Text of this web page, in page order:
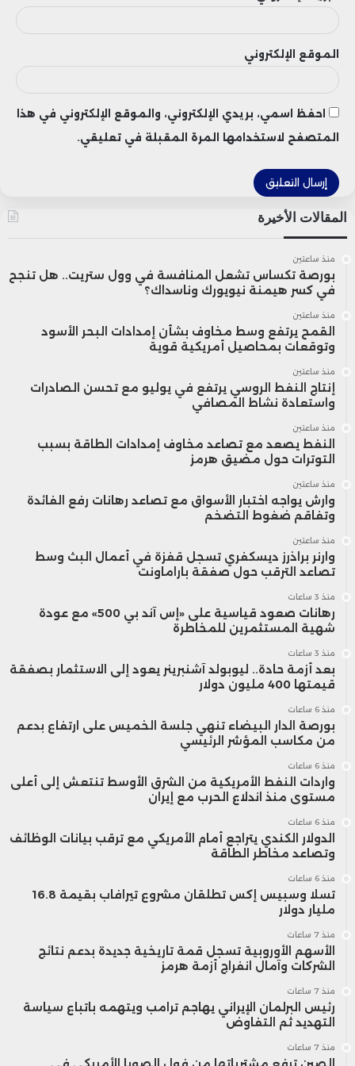
الموقع الإلكتروني
احفظ اسمي، بريدي الإلكتروني، والموقع الإلكتروني في هذا
المتصفح لاستخدامها المرة المقبلة في تعليقي.
المقالات الأخيرة
منذ ساعتين
بورصة تكساس تشعل المنافسة في وول ستريت.. هل تنجح
في كسر هيمنة نيويورك وناسداك؟
منذ ساعتين
القمح يرتفع وسط مخاوف بشأن إمدادات البحر الأسود
وتوقعات بمحاصيل أمريكية قوية
منذ ساعتين
إنتاج النفط الروسي يرتفع في يوليو مع تحسن الصادرات
واستعادة نشاط المصافي
منذ ساعتين
النفط يصعد مع تصاعد مخاوف إمدادات الطاقة بسبب
التوترات حول مضيق هرمز
منذ ساعتين
وارش يواجه اختبار الأسواق مع تصاعد رهانات رفع الفائدة
وتفاقم ضغوط التضخم
منذ ساعتين
وارنر براذرز ديسكفري تسجل قفزة في أعمال البث وسط
تصاعد الترقب حول صفقة باراماونت
منذ 3 ساعات
رهانات صعود قياسية على «إس آند بي 500» مع عودة
شهية المستثمرين للمخاطرة
منذ 3 ساعات
بعد أزمة حادة.. ليوبولد آشنبرينر يعود إلى الاستثمار بصفقة
قيمتها 400 مليون دولار
منذ 6 ساعات
بورصة الدار البيضاء تنهي جلسة الخميس على ارتفاع بدعم
من مكاسب المؤشر الرئيسي
منذ 6 ساعات
واردات النفط الأمريكية من الشرق الأوسط تنتعش إلى أعلى
مستوى منذ اندلاع الحرب مع إيران
منذ 6 ساعات
الدولار الكندي يتراجع أمام الأمريكي مع ترقب بيانات الوظائف
وتصاعد مخاطر الطاقة
منذ 6 ساعات
تسلا وسبيس إكس تطلقان مشروع تيرافاب بقيمة 16.8
مليار دولار
منذ 7 ساعات
الأسهم الأوروبية تسجل قمة تاريخية جديدة بدعم نتائج
الشركات وآمال انفراج أزمة هرمز
منذ 7 ساعات
رئيس البرلمان الإيراني يهاجم ترامب ويتهمه باتباع سياسة
التهديد ثم التفاوض
منذ 7 ساعات